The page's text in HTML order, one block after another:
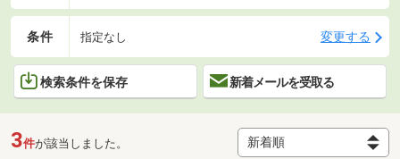
条件 指定なし 変更する
検索条件を保存 新着メールを受取る
3件が該当しました。